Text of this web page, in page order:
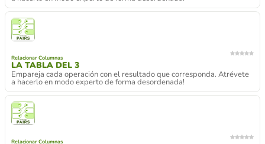
Relacionar Columnas
LA TABLA DEL 3
Empareja cada operación con el resultado que corresponda. Atrévete
a hacerlo en modo experto de forma desordenada!
Relacionar Columnas